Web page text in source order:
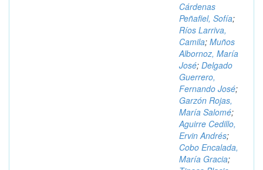
Cárdenas
Peñafiel, Sofía;
Ríos Larriva,
Camila; Muños
Albornoz, María
José; Delgado
Guerrero,
Fernando José;
Garzón Rojas,
María Salomé;
Aguirre Cedillo,
Ervin Andrés;
Cobo Encalada,
María Gracia;